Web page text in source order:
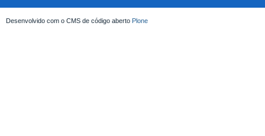
Desenvolvido com o CMS de código aberto Plone